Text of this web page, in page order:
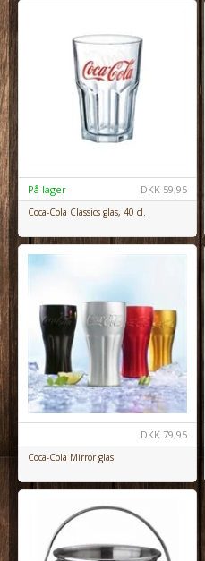
DKK 59,95
På lager
Coca-Cola Classics glas, 40 cl.
DKK 79,95
Coca-Cola Mirror glas